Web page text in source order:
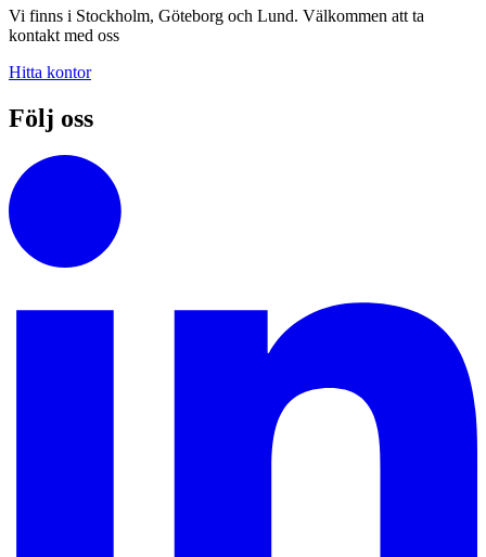
Vi finns i Stockholm, Göteborg och Lund. Välkommen att ta
kontakt med oss
Hitta kontor
Följ oss